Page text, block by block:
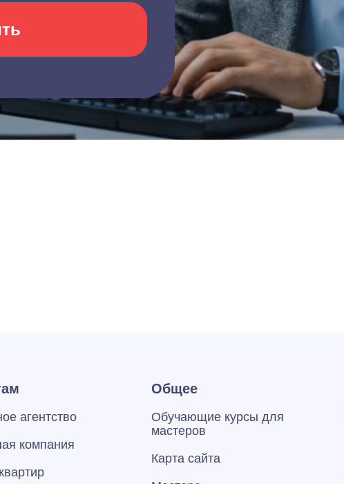
агентство
компания
Общее
Обучающие курсы для
мастеров
Карта сайта